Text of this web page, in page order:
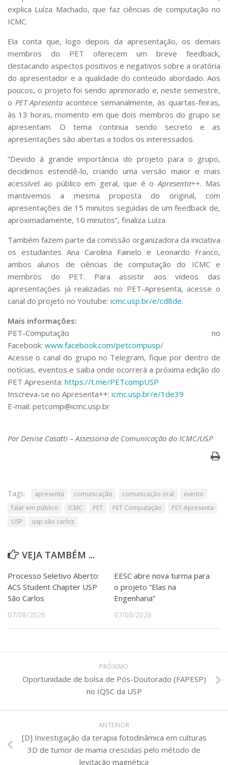
explica Luíza Machado, que faz ciências de computação no
ICMC.
Ela conta que, logo depois da apresentação, os demais
membros do PET oferecem um breve feedback,
destacando aspectos positivos e negativos sobre a oratória
do apresentador e a qualidade do conteúdo abordado. Aos
poucos, o projeto foi sendo aprimorado e, neste semestre,
o PET Apresenta acontece semanalmente, às quartas-feiras,
às 13 horas, momento em que dois membros do grupo se
apresentam. O tema continua sendo secreto e as
apresentações são abertas a todos os interessados.
“Devido à grande importância do projeto para o grupo,
decidimos estendê-lo, criando uma versão maior e mais
acessível ao público em geral, que é oApresenta++. Mas
mantivemos a mesma proposta do original, com
apresentações de 15 minutos seguidas de um feedback de,
aproximadamente, 10 minutos”, finaliza Luíza.
Também fazem parte da comissão organizadora da iniciativa
os estudantes Ana Carolina Fainelo e Leonardo Franco,
ambos alunos de ciências de computação do ICMC e
membros do PET. Para assistir aos vídeos das
apresentações já realizadas no PET-Apresenta, acesse o
canal do projeto no Youtube: icmc.usp.br/e/cd8de.
Mais informações:
PET-Computação no
Facebook: www.facebook.com/petcompusp/
Acesse o canal do grupo no Telegram, fique por dentro de
notícias, eventos e saiba onde ocorrerá a próxima edição do
PET Apresenta: https://t.me/PETcompUSP
Inscreva-se no Apresenta++: icmc.usp.br/e/1de39
E-mail: petcomp@icmc.usp.br
Por Denise Casatti – Assessoria de Comunicação do ICMC/USP
Tags: apresenta comunicação comunicação oral
evento
falar em público
ICMC PET PET Computação
PET-Apresenta
USP
usp são carlos
VEJA TAMBÉM ...
Processo Seletivo Aberto:
ACS Student Chapter USP
São Carlos
07/08/2026
EESC abre nova turma para
o projeto “Elas na
Engenharia”
07/08/2026
PRÓXIMO
Oportunidade de bolsa de Pós-Doutorado (FAPESP)
no IQSC da USP
ANTERIOR
[D] Investigação da terapia fotodinâmica em culturas
3D de tumor de mama crescidas pelo método de
levitação magnética